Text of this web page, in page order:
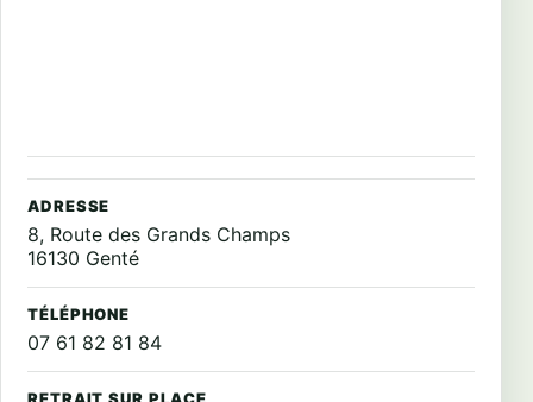
ADRESSE
8, Route des Grands Champs
16130 Genté
TÉLÉPHONE
07 61 82 81 84